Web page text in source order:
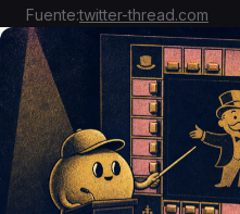
Fuente:twitter-thread.com